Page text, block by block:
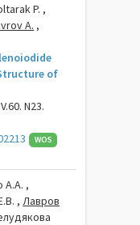
P. ,
A. ,
of
N23.
WOS
А.А. ,
,Лавров